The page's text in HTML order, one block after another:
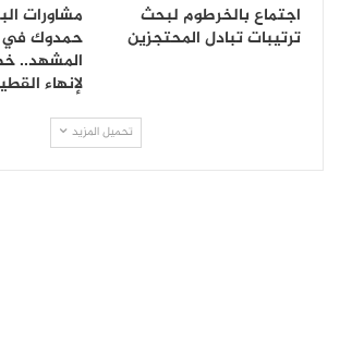
اجتماع بالخرطوم لبحث
ترتيبات تبادل المحتجزين
مشاورات
حمدوك في
المشهد..
لإنهاء
تحميل المزيد